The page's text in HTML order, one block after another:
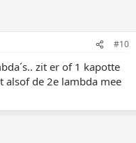
#10
zit er of 1 kapotte
alsof de 2e lambda mee